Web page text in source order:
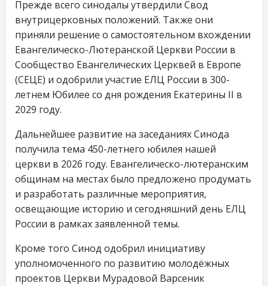
Прежде всего синодалы утвердили Свод
внутрицерковных положений. Также они
приняли решение о самостоятельном вхождении
Евангелическо-Лютеранской Церкви России в
Сообщество Евангелических Церквей в Европе
(СЕЦЕ) и одобрили участие ЕЛЦ России в 300-
летнем Юбилее со дня рождения Екатерины II в
2029 году.
Дальнейшее развитие на заседаниях Синода
получила тема 450-летнего юбилея нашей
церкви в 2026 году. Евангелическо-лютеранским
общинам на местах было предложено продумать
и разработать различные мероприятия,
освещающие историю и сегодняшний день ЕЛЦ
России в рамках заявленной темы.
Кроме того Синод одобрил инициативу
уполномоченного по развитию молодёжных
проектов Церкви Мурадовой Варсеник